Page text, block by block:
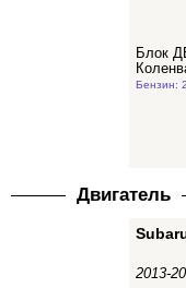
Блок
Бензин:
Двигатель
2013-